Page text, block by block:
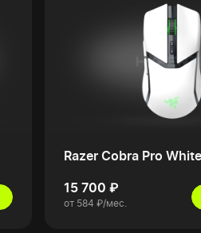
Razer Cobra Pro White
15 700 ₽
от 584 ₽/мес.